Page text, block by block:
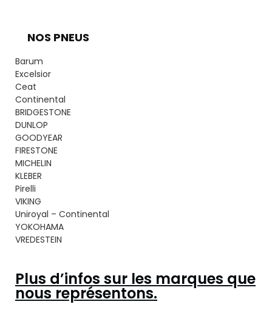
NOS PNEUS
Barum
Excelsior
Ceat
Continental
BRIDGESTONE
DUNLOP
GOODYEAR
FIRESTONE
MICHELIN
KLEBER
Pirelli
VIKING
Uniroyal – Continental
YOKOHAMA
VREDESTEIN
Plus d’infos sur les marques que
nous représentons.